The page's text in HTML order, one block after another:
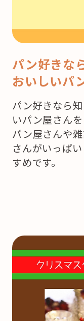
パン好きな
おいしいパ
パン好きなら
いパン屋さん
パン屋さんや
さんがいっぱ
すめです。